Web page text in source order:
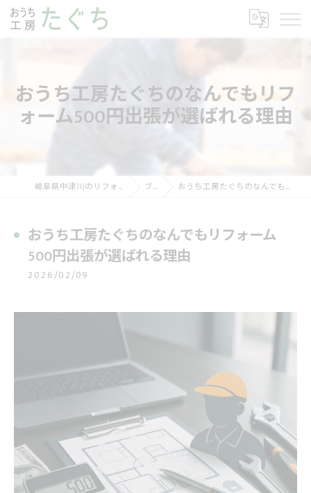
おうち工房たぐちのなんでもリフ
ォーム500円出張が選ばれる理由
岐阜県中津川のリフォームならおうち工房たぐち ブログ おうち工房たぐちのなんでもリフォーム500円出張が選ばれる理由
おうち工房たぐちのなんでもリフォーム
500円出張が選ばれる理由
2026/02/09